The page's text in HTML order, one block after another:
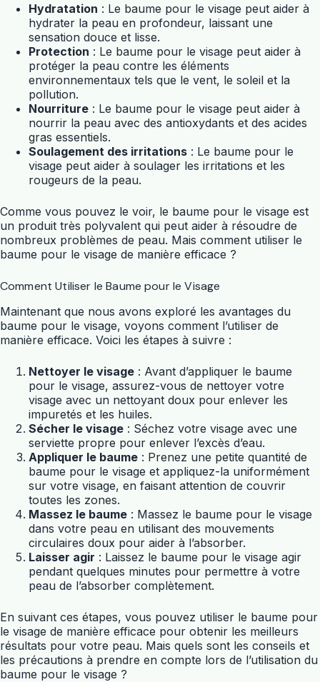
Hydratation : Le baume pour le visage peut aider à
hydrater la peau en profondeur, laissant une
sensation douce et lisse.
Protection : Le baume pour le visage peut aider à
protéger la peau contre les éléments
environnementaux tels que le vent, le soleil et la
pollution.
Nourriture : Le baume pour le visage peut aider à
nourrir la peau avec des antioxydants et des acides
gras essentiels.
Soulagement des irritations : Le baume pour le
visage peut aider à soulager les irritations et les
rougeurs de la peau.
Comme vous pouvez le voir, le baume pour le visage est
un produit très polyvalent qui peut aider à résoudre de
nombreux problèmes de peau. Mais comment utiliser le
baume pour le visage de manière efficace ?
Comment Utiliser le Baume pour le Visage
Maintenant que nous avons exploré les avantages du
baume pour le visage, voyons comment l’utiliser de
manière efficace. Voici les étapes à suivre :
Nettoyer le visage : Avant d’appliquer le baume
pour le visage, assurez-vous de nettoyer votre
visage avec un nettoyant doux pour enlever les
impuretés et les huiles.
Sécher le visage : Séchez votre visage avec une
serviette propre pour enlever l’excès d’eau.
Appliquer le baume : Prenez une petite quantité de
baume pour le visage et appliquez-la uniformément
sur votre visage, en faisant attention de couvrir
toutes les zones.
Massez le baume : Massez le baume pour le visage
dans votre peau en utilisant des mouvements
circulaires doux pour aider à l’absorber.
Laisser agir : Laissez le baume pour le visage agir
pendant quelques minutes pour permettre à votre
peau de l’absorber complètement.
En suivant ces étapes, vous pouvez utiliser le baume pour
le visage de manière efficace pour obtenir les meilleurs
résultats pour votre peau. Mais quels sont les conseils et
les précautions à prendre en compte lors de l’utilisation du
baume pour le visage ?